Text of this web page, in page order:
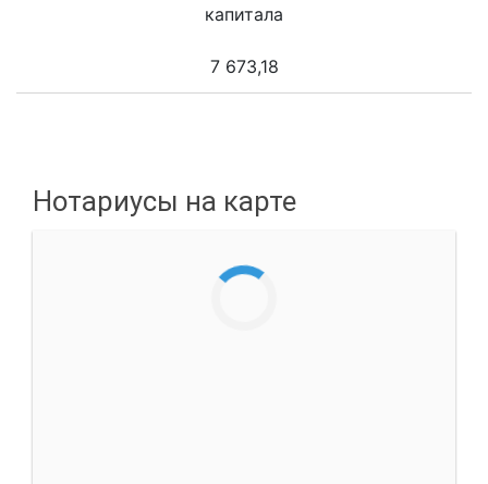
капитала
7 673,18
Нотариусы на карте